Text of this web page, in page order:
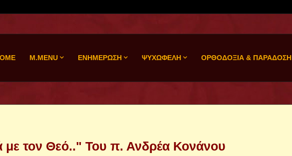
M.MENU ΕΝΗΜΕΡΩΣΗ ΨΥΧΩΦΕΛΗ ΟΡΘΟΔΟΞΙΑ & ΠΑΡΑΔΟΣΗ
με τον Θεό.." Του π. Ανδρέα Κονάνου